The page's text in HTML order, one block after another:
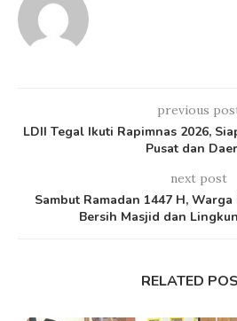
previous
LDII Tegal Ikuti Rapimnas 2026,
Pusat dan
next post
Sambut Ramadan 1447 H,
Bersih Masjid dan
RELATED